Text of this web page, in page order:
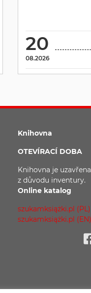
20
08.2026
Knihovna
OTEVÍRACÍ DOBA
Knihovna je uzavřena
z důvodu inventury.
Online katalog
szukamksiążki.pl (PL)
szukamksiążki.pl (EN)